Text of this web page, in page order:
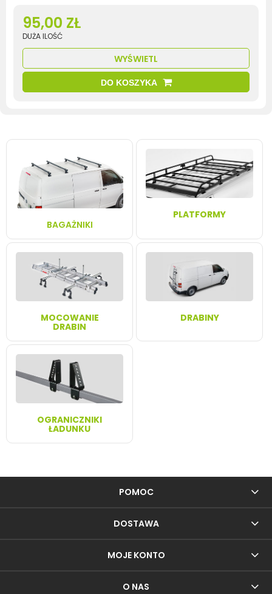
95,00 ZŁ
DUŻA ILOŚĆ
WYŚWIETL
DO KOSZYKA
BAGAŻNIKI
PLATFORMY
MOCOWANIE
DRABIN
DRABINY
OGRANICZNIKI
ŁADUNKU
POMOC
DOSTAWA
MOJE KONTO
O NAS